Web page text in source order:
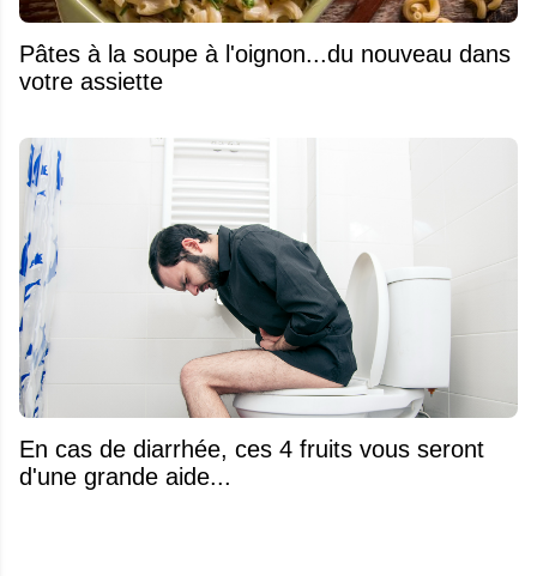
Pâtes à la soupe à l'oignon...du nouveau dans
votre assiette
En cas de diarrhée, ces 4 fruits vous seront
d'une grande aide...